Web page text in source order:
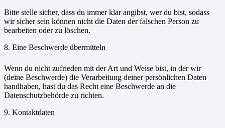
Bitte stelle sicher, dass du immer klar angibst, wer du bist, sodass
wir sicher sein können nicht die Daten der falschen Person zu
bearbeiten oder zu löschen.
8. Eine Beschwerde übermitteln
Wenn du nicht zufrieden mit der Art und Weise bist, in der wir
(deine Beschwerde) die Verarbeitung deiner persönlichen Daten
handhaben, hast du das Recht eine Beschwerde an die
Datenschutzbehörde zu richten.
9. Kontaktdaten